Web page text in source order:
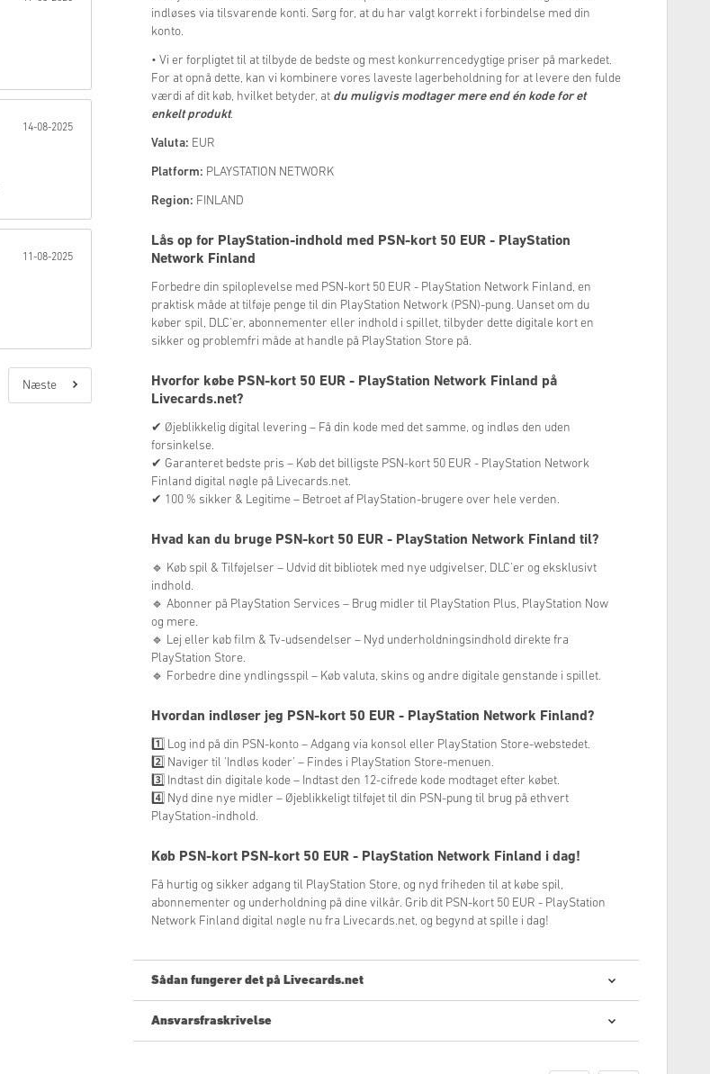
14-08-2025
11-08-2025
Næste
indløses via tilsvarende konti. Sørg for, at du har valgt korrekt i forbindelse med din
konto.
• Vi er forpligtet til at tilbyde de bedste og mest konkurrencedygtige priser på markedet.
For at opnå dette, kan vi kombinere vores laveste lagerbeholdning for at levere den fulde
værdi af dit køb, hvilket betyder, at du muligvis modtager mere end én kode for et
enkelt produkt.
Valuta: EUR
Platform: PLAYSTATION NETWORK
Region: FINLAND
Lås op for PlayStation-indhold med PSN-kort 50 EUR - PlayStation
Network Finland
Forbedre din spiloplevelse med PSN-kort 50 EUR - PlayStation Network Finland, en
praktisk måde at tilføje penge til din PlayStation Network (PSN)-pung. Uanset om du
køber spil, DLC'er, abonnementer eller indhold i spillet, tilbyder dette digitale kort en
sikker og problemfri måde at handle på PlayStation Store på.
Hvorfor købe PSN-kort 50 EUR - PlayStation Network Finland på
Livecards.net?
✔ Øjeblikkelig digital levering – Få din kode med det samme, og indløs den uden
forsinkelse.
✔ Garanteret bedste pris – Køb det billigste PSN-kort 50 EUR - PlayStation Network
Finland digital nøgle på Livecards.net.
✔ 100 % sikker & Legitime – Betroet af PlayStation-brugere over hele verden.
Hvad kan du bruge PSN-kort 50 EUR - PlayStation Network Finland til?
🔹 Køb spil & Tilføjelser – Udvid dit bibliotek med nye udgivelser, DLC'er og eksklusivt
indhold.
🔹 Abonner på PlayStation Services – Brug midler til PlayStation Plus, PlayStation Now
og mere.
🔹 Lej eller køb film & Tv-udsendelser – Nyd underholdningsindhold direkte fra
PlayStation Store.
🔹 Forbedre dine yndlingsspil – Køb valuta, skins og andre digitale genstande i spillet.
Hvordan indløser jeg PSN-kort 50 EUR - PlayStation Network Finland?
1️⃣ Log ind på din PSN-konto – Adgang via konsol eller PlayStation Store-webstedet.
2️⃣ Naviger til ‘Indløs koder’ – Findes i PlayStation Store-menuen.
3️⃣ Indtast din digitale kode – Indtast den 12-cifrede kode modtaget efter købet.
4️⃣ Nyd dine nye midler – Øjeblikkeligt tilføjet til din PSN-pung til brug på ethvert
PlayStation-indhold.
Køb PSN-kort PSN-kort 50 EUR - PlayStation Network Finland i dag!
Få hurtig og sikker adgang til PlayStation Store, og nyd friheden til at købe spil,
abonnementer og underholdning på dine vilkår. Grib dit PSN-kort 50 EUR - PlayStation
Network Finland digital nøgle nu fra Livecards.net, og begynd at spille i dag!
Sådan fungerer det på Livecards.net
Ny på Livecards.net? Det er hurtigt og nemt at købe digitale koder:
Ansvarsfraskrivelse